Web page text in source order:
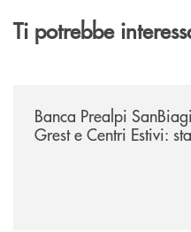
Ti potrebbe
Banca Prealpi
Grest e Centri Estivi: